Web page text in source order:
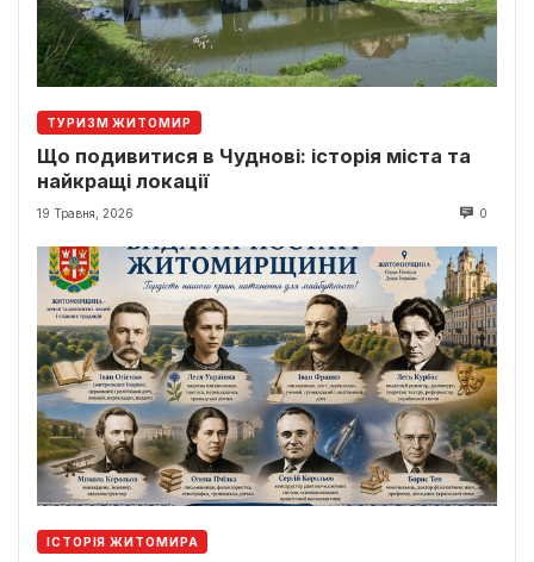
ТУРИЗМ ЖИТОМИР
Що подивитися в Чуднові: історія міста та
найкращі локації
19 Травня, 2026 0
ІСТОРІЯ ЖИТОМИРА